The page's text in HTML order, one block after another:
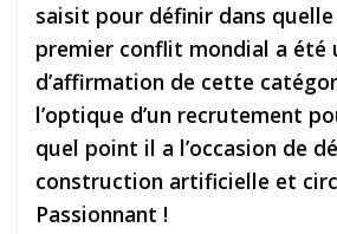
saisit pour définir dans
premier conflit mondial a été
d’affirmation de cette
l’optique d’un recrutement
quel point il a l’occasion de
construction artificielle et
Passionnant !